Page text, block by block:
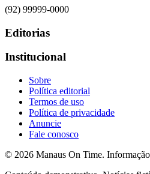
(92) 99999-0000
Editorias
Institucional
Sobre
Política editorial
Termos de uso
Política de privacidade
Anuncie
Fale conosco
© 2026 Manaus On Time.